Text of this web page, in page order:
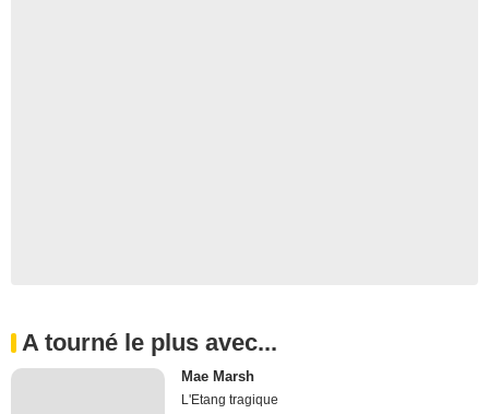
A tourné le plus avec...
Mae Marsh
L'Etang tragique